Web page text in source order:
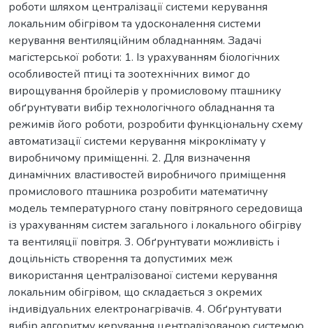
роботи шляхом централізації системи керування
локальним обігрівом та удосконалення системи
керування вентиляційним обладнанням. Задачі
магістерської роботи: 1. Із урахуванням біологічних
особливостей птиці та зоотехнічних вимог до
вирощування бройлерів у промисловому пташнику
обґрунтувати вибір технологічного обладнання та
режимів його роботи, розробити функціональну схему
автоматизації системи керування мікроклімату у
виробничому приміщенні. 2. Для визначення
динамічних властивостей виробничого приміщення
промислового пташника розробити математичну
модель температурного стану повітряного середовища
із урахуванням систем загального і локального обігріву
та вентиляції повітря. 3. Обґрунтувати можливість і
доцільність створення та допустимих меж
використання централізованої системи керування
локальним обігрівом, що складається з окремих
індивідуальних електронагрівачів. 4. Обґрунтувати